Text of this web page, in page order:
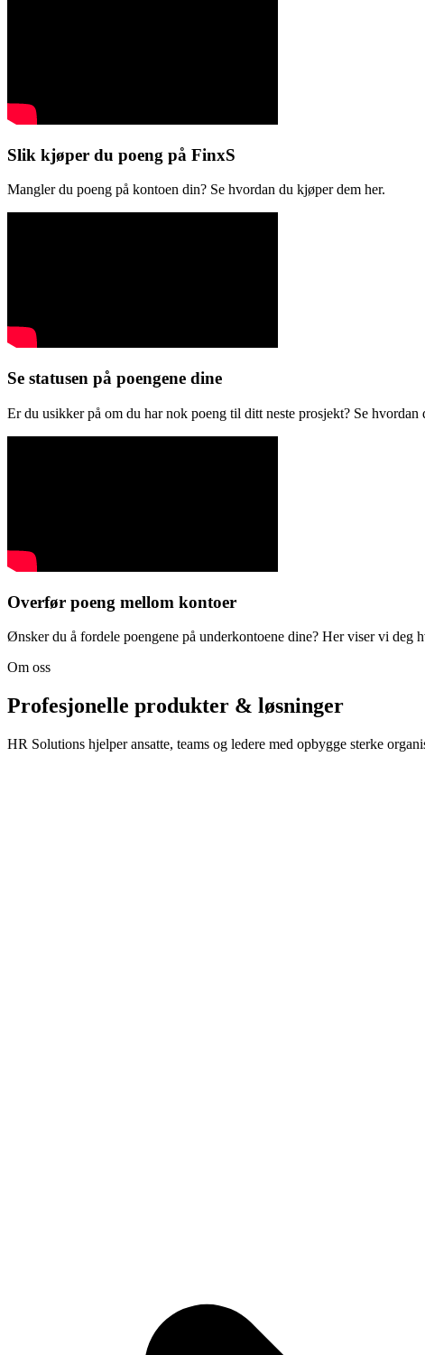
Slik kjøper du poeng på FinxS
Mangler du poeng på kontoen din? Se hvordan du kjøper dem her.
Se statusen på poengene dine
Er du usikker på om du har nok poeng til ditt neste prosjekt? Se hvordan
Overfør poeng mellom kontoer
Ønsker du å fordele poengene på underkontoene dine? Her viser vi deg
Om oss
Profesjonelle produkter & løsninger
HR Solutions hjelper ansatte, teams og ledere med opbygge sterke